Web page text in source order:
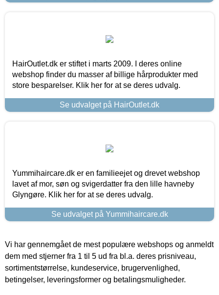
HairOutlet.dk er stiftet i marts 2009. I deres online
webshop finder du masser af billige hårprodukter med
store besparelser. Klik her for at se deres udvalg.
Se udvalget på HairOutlet.dk
Yummihaircare.dk er en familieejet og drevet webshop
lavet af mor, søn og svigerdatter fra den lille havneby
Glyngøre. Klik her for at se deres udvalg.
Se udvalget på Yummihaircare.dk
Vi har gennemgået de mest populære webshops og anmeldt
dem med stjerner fra 1 til 5 ud fra bl.a. deres prisniveau,
sortimentstørrelse, kundeservice, brugervenlighed,
betingelser, leveringsformer og betalingsmuligheder.